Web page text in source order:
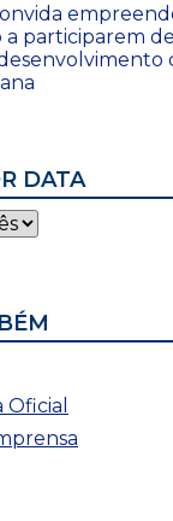
participarem
DATA